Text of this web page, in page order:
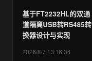
基于FT2232HL的双通
道隔离USB转RS485转
换器设计与实现
2026/8/7 13:16:34